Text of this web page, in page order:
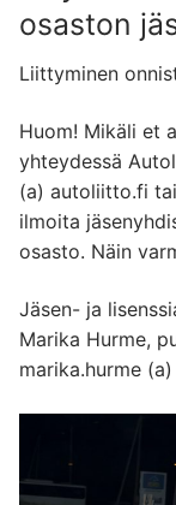
Hae:
Etusivu
Historia
Liity jäseneksi
Johtokunta
Yhteystiedot
XXII
osaston
Liittyminen
Huom! Mikäli et
yhteydessä
(a) autoliitto.fi
ilmoita
osasto. Näin
Jäsen- ja
Marika Hurme,
marika.hurme